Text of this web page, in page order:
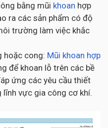
bằng mũi khoan hợp
ra các sản phẩm có độ
trường làm việc khắc
hoặc cong: Mũi khoan hợp
để khoan lỗ trên các bề
ứng các yêu cầu thiết
vực gia công cơ khí.